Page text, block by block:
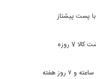
پست پیشتاز
7 روزه